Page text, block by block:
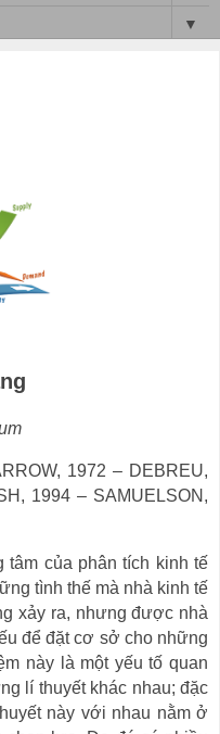
▼
1972– DEBREU,
1994– SAMUELSON,
tâm của phân tích kinh tế
tình thế mà nhà kinh tế
xảy ra, nhưng được nhà
để đặt cơ sở cho những
này là một yếu tố quan
lí thuyết khác nhau; đặc
này với nhau nằm ở